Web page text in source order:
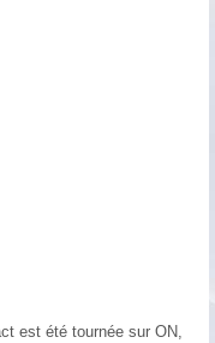
est été tournée sur ON,